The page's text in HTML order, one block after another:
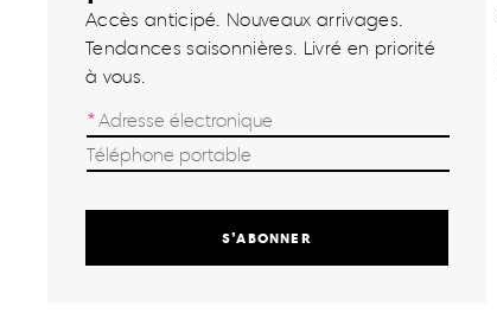
Accès anticipé. Nouveaux arrivages.
Tendances saisonnières. Livré en priorité
à vous.
S’ABONNER